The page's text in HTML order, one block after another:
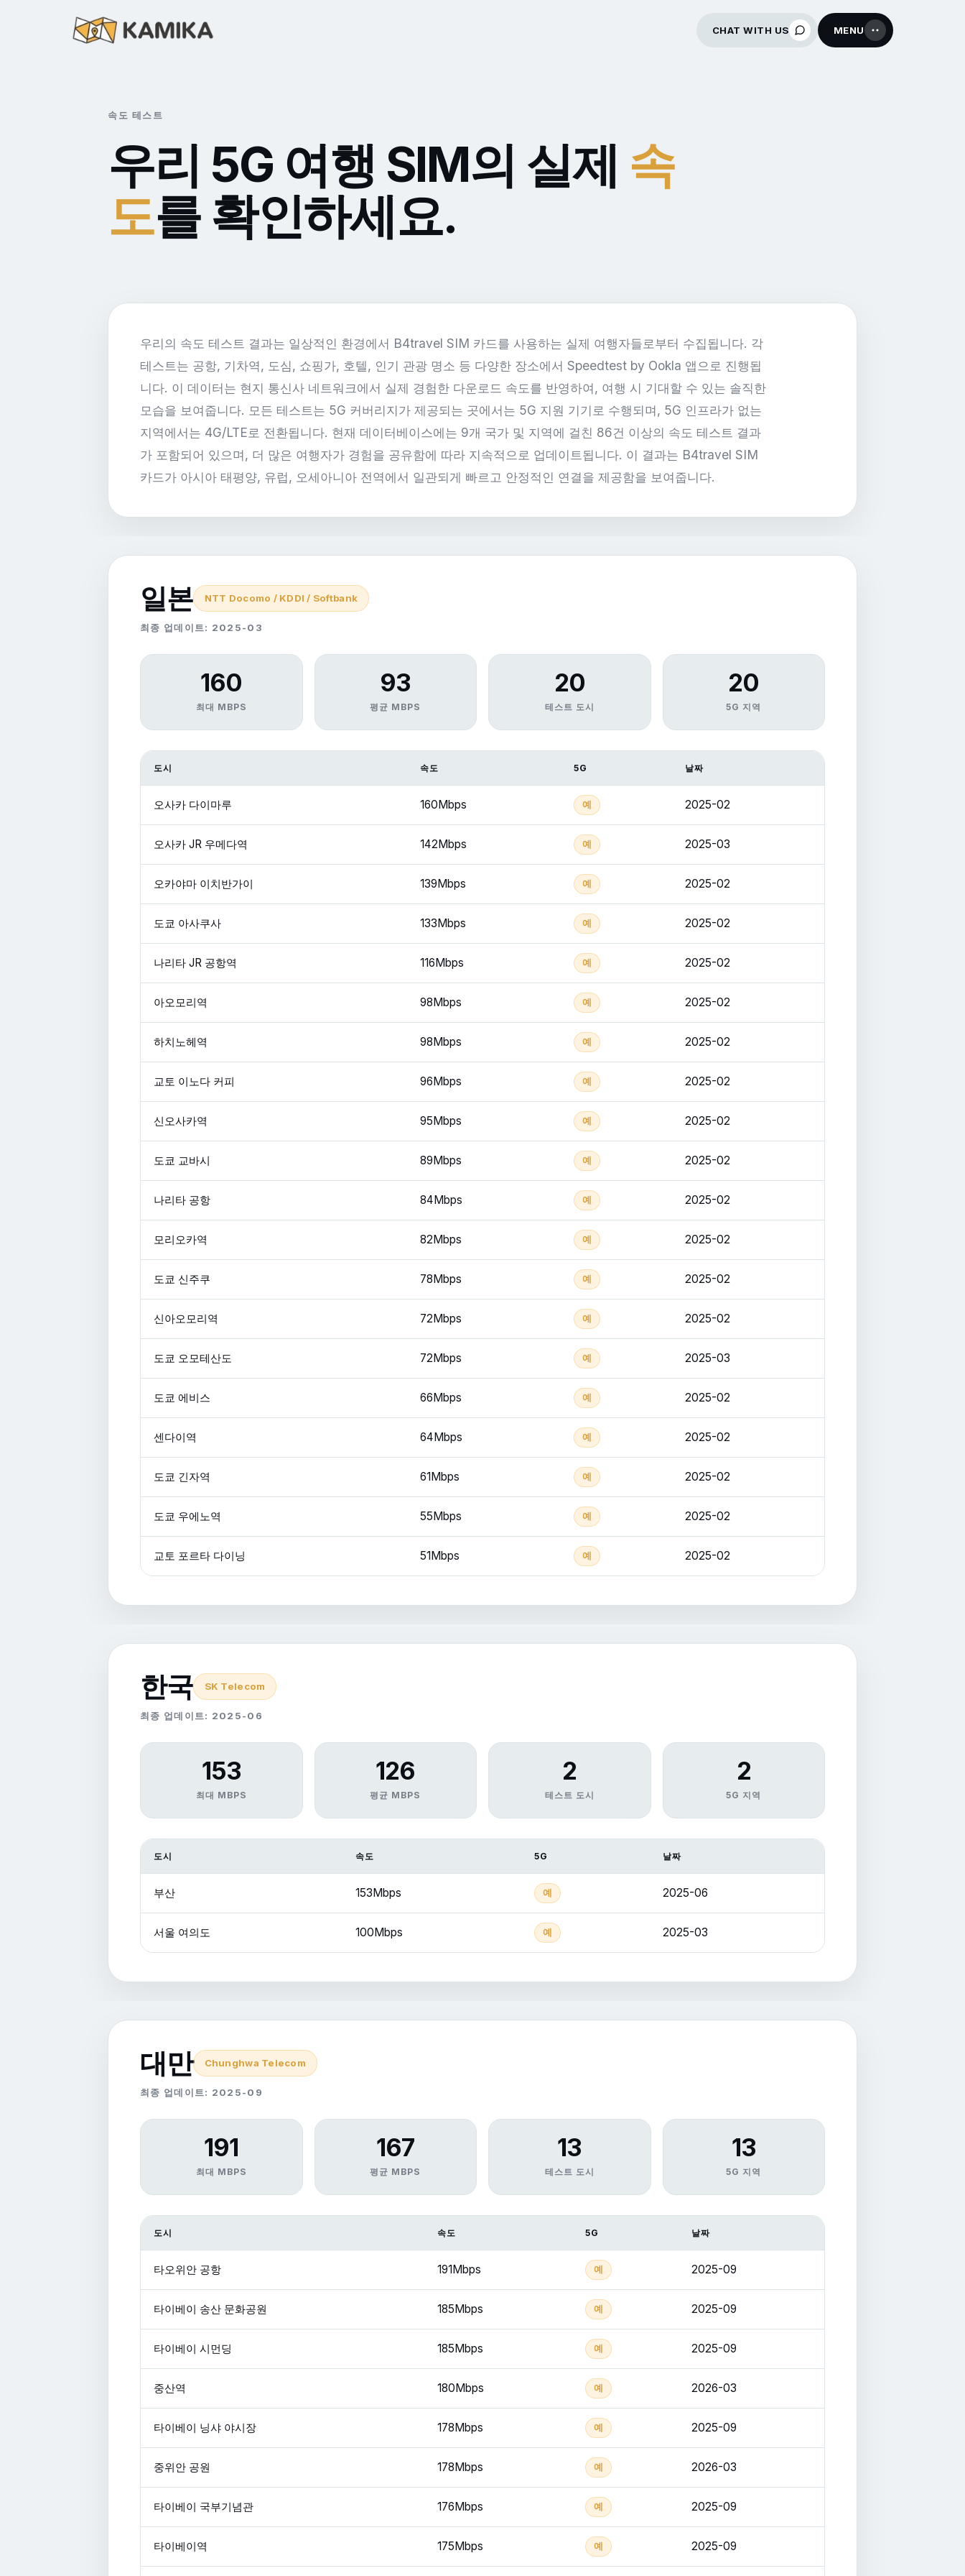
CHAT WITH US MENU
속도 테스트
우리 5G 여행 SIM의 실제 속
도를 확인하세요.
우리의 속도 테스트 결과는 일상적인 환경에서 B4travel SIM 카드를 사용하는 실제 여행자들로부터 수집됩니다. 각
테스트는 공항, 기차역, 도심, 쇼핑가, 호텔, 인기 관광 명소 등 다양한 장소에서 Speedtest by Ookla 앱으로 진행됩
니다. 이 데이터는 현지 통신사 네트워크에서 실제 경험한 다운로드 속도를 반영하여, 여행 시 기대할 수 있는 솔직한
모습을 보여줍니다. 모든 테스트는 5G 커버리지가 제공되는 곳에서는 5G 지원 기기로 수행되며, 5G 인프라가 없는
지역에서는 4G/LTE로 전환됩니다. 현재 데이터베이스에는 9개 국가 및 지역에 걸친 86건 이상의 속도 테스트 결과
가 포함되어 있으며, 더 많은 여행자가 경험을 공유함에 따라 지속적으로 업데이트됩니다. 이 결과는 B4travel SIM
카드가 아시아 태평양, 유럽, 오세아니아 전역에서 일관되게 빠르고 안정적인 연결을 제공함을 보여줍니다.
일본 NTT Docomo / KDDI / Softbank
최종 업데이트: 2025-03
160
최대 MBPS
93
평균 MBPS
20
테스트 도시
20
5G 지역
도시 속도 5G 날짜
오사카 다이마루 160Mbps 예 2025-02
오사카 JR 우메다역 142Mbps 예 2025-03
오카야마 이치반가이 139Mbps 예 2025-02
도쿄 아사쿠사 133Mbps 예 2025-02
나리타 JR 공항역 116Mbps 예 2025-02
아오모리역 98Mbps 예 2025-02
하치노헤역 98Mbps 예 2025-02
교토 이노다 커피 96Mbps 예 2025-02
신오사카역 95Mbps 예 2025-02
도쿄 교바시 89Mbps 예 2025-02
나리타 공항 84Mbps 예 2025-02
모리오카역 82Mbps 예 2025-02
도쿄 신주쿠 78Mbps 예 2025-02
신아오모리역 72Mbps 예 2025-02
도쿄 오모테산도 72Mbps 예 2025-03
도쿄 에비스 66Mbps 예 2025-02
센다이역 64Mbps 예 2025-02
도쿄 긴자역 61Mbps 예 2025-02
도쿄 우에노역 55Mbps 예 2025-02
교토 포르타 다이닝 51Mbps 예 2025-02
한국 SK Telecom
최종 업데이트: 2025-06
153
최대 MBPS
126
평균 MBPS
2
테스트 도시
2
5G 지역
도시 속도 5G 날짜
부산 153Mbps 예 2025-06
서울 여의도 100Mbps 예 2025-03
대만 Chunghwa Telecom
최종 업데이트: 2025-09
191
최대 MBPS
167
평균 MBPS
13
테스트 도시
13
5G 지역
도시 속도 5G 날짜
타오위안 공항 191Mbps 예 2025-09
타이베이 송산 문화공원 185Mbps 예 2025-09
타이베이 시먼딩 185Mbps 예 2025-09
중산역 180Mbps 예 2026-03
타이베이 닝샤 야시장 178Mbps 예 2025-09
중위안 공원 178Mbps 예 2026-03
타이베이 국부기념관 176Mbps 예 2025-09
타이베이역 175Mbps 예 2025-09